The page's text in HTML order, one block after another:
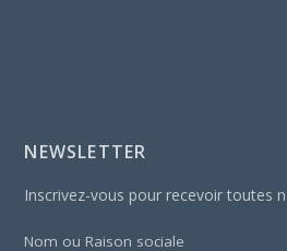
NEWSLETTER
Inscrivez-vous pour recevoir toutes
Nom ou Raison sociale